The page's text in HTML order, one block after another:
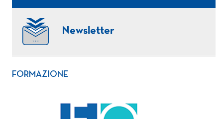
Newsletter
FORMAZIONE